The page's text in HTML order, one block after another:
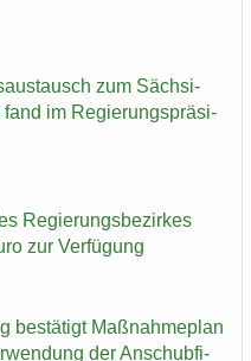
zum Säch­si­
fand im Re­gie­rungs­prä­si­
Re­gie­rungs­be­zir­kes
zur Ver­fü­gung
be­stä­tigt Maß­nah­me­plan
der An­schub­fi­